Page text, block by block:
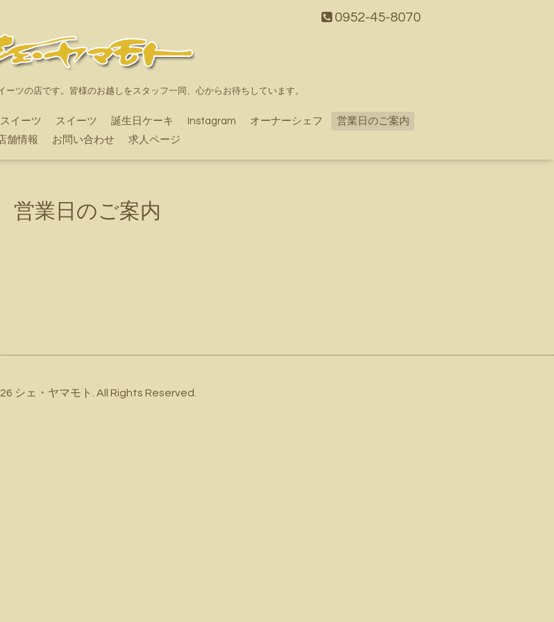
0952-45-8070
ーツの店です。皆様のお越しをスタッフ一同、心からお待ちしています。
イーツ スイーツ 誕生日ケーキ Instagram オーナーシェフ
営業日のご案内
舗情報
お問い合わせ 求人ページ
営業日のご案内
シェ・ヤマモト . All Rights Reserved.